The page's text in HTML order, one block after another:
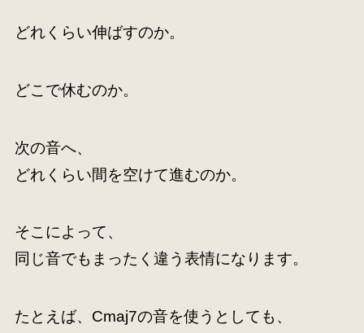
どれくらい伸ばすのか。
どこで休むのか。
次の音へ、
どれくらい間を空けて進むのか。
そこによって、
同じ音でもまったく違う表情になります。
たとえば、Cmaj7の音を使うとしても、